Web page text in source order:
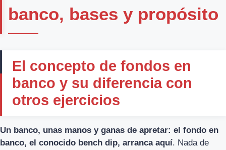
banco, bases y propósito
El concepto de fondos en
banco y su diferencia con
otros ejercicios
Un banco, unas manos y ganas de apretar: el fondo en
banco, el conocido bench dip, arranca aquí. Nada de